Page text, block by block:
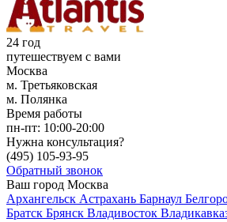
24 год
путешествуем с вами
Москва
м. Третьяковская
м. Полянка
Время работы
пн-пт: 10:00-20:00
Нужна консультация?
(495) 105-93-95
Обратный звонок
Ваш город Москва
Архангельск Астрахань Барнаул
Братск Брянск Владивосток